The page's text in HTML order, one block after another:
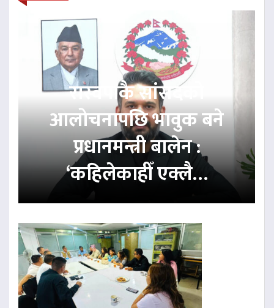
रास्वपाकै सांसदको
आलोचनापछि भावुक बने
प्रधानमन्त्री बालेन :
‘कहिलेकाहीँ एक्लै…